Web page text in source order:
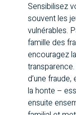
Sensibilisez
souvent les
vulnérables.
famille des
encouragez
d’une
la honte –
ensuite